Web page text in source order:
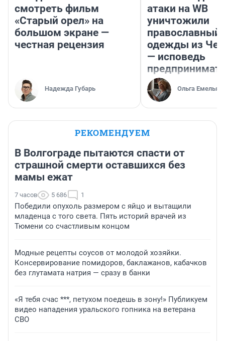
смотреть фильм
«Старый орел» на
большом экране —
честная рецензия
Надежда Губарь
атаки на WB
уничтожили
православный
одежды из
— исповедь
Ольга
РЕКОМЕНДУЕМ
В Волгограде пытаются спасти от
страшной смерти оставшихся без
мамы ежат
7 часов 5 686 1
Победили опухоль размером с яйцо и вытащили
младенца с того света. Пять историй врачей из
Тюмени со счастливым концом
Модные рецепты соусов от молодой хозяйки.
Консервирование помидоров, баклажанов, кабачков
без глутамата натрия — сразу в банки
«Я тебя счас ***, петухом поедешь в зону!» Публикуем
видео нападения уральского гопника на ветерана
СВО